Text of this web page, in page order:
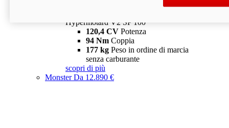
Hypermotard V2 SP 100
120,4 CV Potenza
94 Nm Coppia
177 kg Peso in ordine di marcia
senza carburante
scopri di più
MonsterDa 12.890 €